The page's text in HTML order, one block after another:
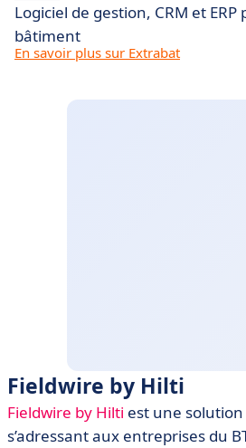
Logiciel de gestion, CRM et
bâtiment
En savoir plus sur Extrabat
Fieldwire by Hilti
Fieldwire by Hilti est une
s’adressant aux entreprises du